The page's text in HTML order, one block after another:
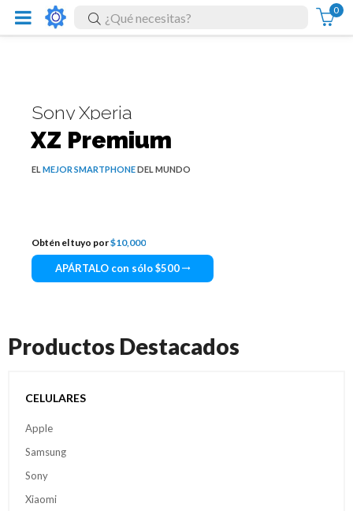
0
Sony Xperia
ELMEJOR SMARTPHONEDEL MUNDO
Obtén el tuyo por$10,000
APÁRTALO con sólo $500
XZ Premium
Productos Destacados
CELULARES
Apple
Samsung
Sony
Xiaomi